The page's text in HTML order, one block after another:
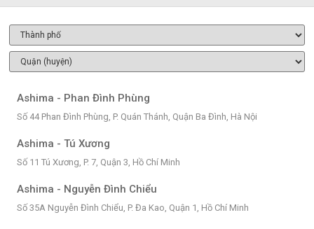
Ashima - Phan Đình Phùng
Số 44 Phan Đình Phùng, P. Quán Thánh, Quận Ba Đình, Hà Nội
Ashima - Tú Xương
Số 11 Tú Xương, P. 7, Quận 3, Hồ Chí Minh
Ashima - Nguyễn Đình Chiểu
Số 35A Nguyễn Đình Chiểu, P. Đa Kao, Quận 1, Hồ Chí Minh